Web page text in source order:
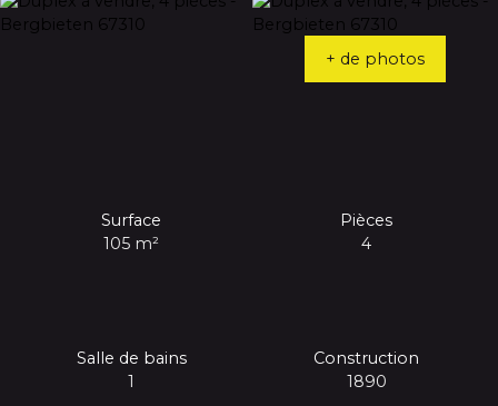
+ de photos
Surface
105 m²
Pièces
4
Salle de bains
1
Construction
1890